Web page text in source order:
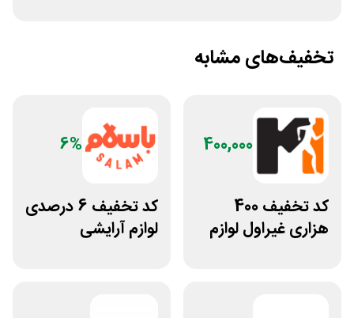
تخفیف‌های مشابه
400,000
کد تخفیف 400
هزاری غیراول لوازم
6%
کد تخفیف 6 درصدی
لوازم آرایشی